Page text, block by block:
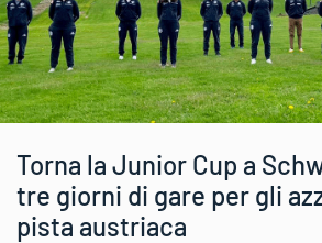
Torna la Junior Cup a
tre giorni di gare per gli
pista austriaca